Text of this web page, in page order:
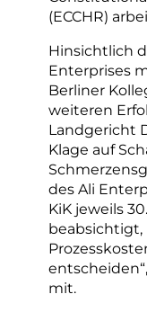
(ECCHR)
Hinsichtlich
Enterprises
Berliner
weiteren
Landgericht
Klage auf
des Ali
KiK jeweils
beabsichtigt,
mit.